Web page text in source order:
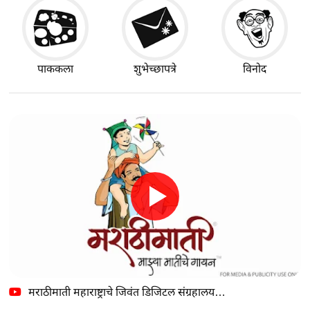
पाककला शुभेच्छापत्रे विनोद
मराठीमाती महाराष्ट्राचे जिवंत डिजिटल संग्रहालय…